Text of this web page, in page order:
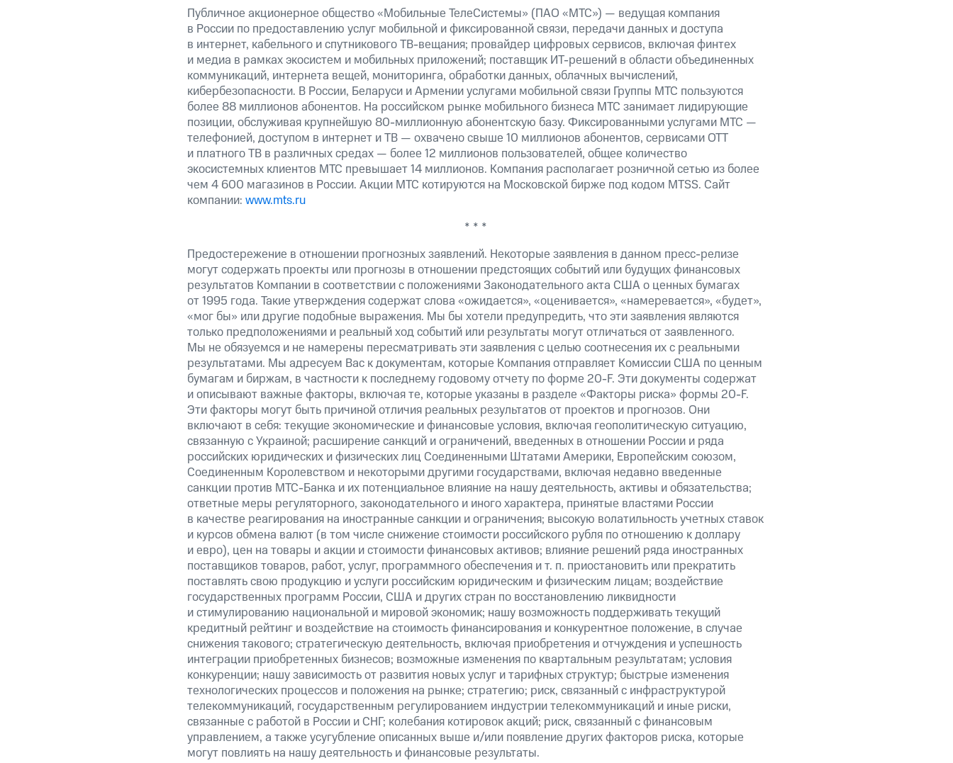
Публичное акционерное общество «Мобильные ТелеСистемы» (ПАО «МТС») — ведущая компания
в России по предоставлению услуг мобильной и фиксированной связи, передачи данных и доступа
в интернет, кабельного и спутникового ТВ-вещания; провайдер цифровых сервисов, включая финтех
и медиа в рамках экосистем и мобильных приложений; поставщик ИТ-решений в области объединенных
коммуникаций, интернета вещей, мониторинга, обработки данных, облачных вычислений,
кибербезопасности. В России, Беларуси и Армении услугами мобильной связи Группы МТС пользуются
более 88 миллионов абонентов. На российском рынке мобильного бизнеса МТС занимает лидирующие
позиции, обслуживая крупнейшую 80-миллионную абонентскую базу. Фиксированными услугами МТС —
телефонией, доступом в интернет и ТВ — охвачено свыше 10 миллионов абонентов, сервисами OTT
и платного ТВ в различных средах — более 12 миллионов пользователей, общее количество
экосистемных клиентов МТС превышает 14 миллионов. Компания располагает розничной сетью из более
чем 4 600 магазинов в России. Акции МТС котируются на Московской бирже под кодом MTSS. Сайт
компании: www.mts.ru
* * *
Предостережение в отношении прогнозных заявлений. Некоторые заявления в данном пресс-релизе
могут содержать проекты или прогнозы в отношении предстоящих событий или будущих финансовых
результатов Компании в соответствии с положениями Законодательного акта США о ценных бумагах
от 1995 года. Такие утверждения содержат слова «ожидается», «оценивается», «намеревается», «будет»,
«мог бы» или другие подобные выражения. Мы бы хотели предупредить, что эти заявления являются
только предположениями и реальный ход событий или результаты могут отличаться от заявленного.
Мы не обязуемся и не намерены пересматривать эти заявления с целью соотнесения их с реальными
результатами. Мы адресуем Вас к документам, которые Компания отправляет Комиссии США по ценным
бумагам и биржам, в частности к последнему годовому отчету по форме 20-F. Эти документы содержат
и описывают важные факторы, включая те, которые указаны в разделе «Факторы риска» формы 20-F.
Эти факторы могут быть причиной отличия реальных результатов от проектов и прогнозов. Они
включают в себя: текущие экономические и финансовые условия, включая геополитическую ситуацию,
связанную с Украиной; расширение санкций и ограничений, введенных в отношении России и ряда
российских юридических и физических лиц Соединенными Штатами Америки, Европейским союзом,
Соединенным Королевством и некоторыми другими государствами, включая недавно введенные
санкции против МТС-Банка и их потенциальное влияние на нашу деятельность, активы и обязательства;
ответные меры регуляторного, законодательного и иного характера, принятые властями России
в качестве реагирования на иностранные санкции и ограничения; высокую волатильность учетных ставок
и курсов обмена валют (в том числе снижение стоимости российского рубля по отношению к доллару
и евро), цен на товары и акции и стоимости финансовых активов; влияние решений ряда иностранных
поставщиков товаров, работ, услуг, программного обеспечения и т. п. приостановить или прекратить
поставлять свою продукцию и услуги российским юридическим и физическим лицам; воздействие
государственных программ России, США и других стран по восстановлению ликвидности
и стимулированию национальной и мировой экономик; нашу возможность поддерживать текущий
кредитный рейтинг и воздействие на стоимость финансирования и конкурентное положение, в случае
снижения такового; стратегическую деятельность, включая приобретения и отчуждения и успешность
интеграции приобретенных бизнесов; возможные изменения по квартальным результатам; условия
конкуренции; нашу зависимость от развития новых услуг и тарифных структур; быстрые изменения
технологических процессов и положения на рынке; стратегию; риск, связанный с инфраструктурой
телекоммуникаций, государственным регулированием индустрии телекоммуникаций и иные риски,
связанные с работой в России и СНГ; колебания котировок акций; риск, связанный с финансовым
управлением, а также усугубление описанных выше и/или появление других факторов риска, которые
могут повлиять на нашу деятельность и финансовые результаты.